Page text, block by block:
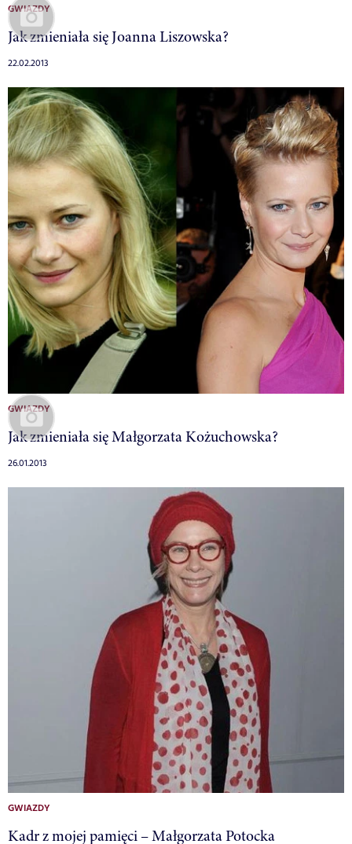
GWIAZDY
Jak zmieniała się Joanna Liszowska?
22.02.2013
GWIAZDY
Jak zmieniała się Małgorzata Kożuchowska?
26.01.2013
GWIAZDY
Kadr z mojej pamięci – Małgorzata Potocka